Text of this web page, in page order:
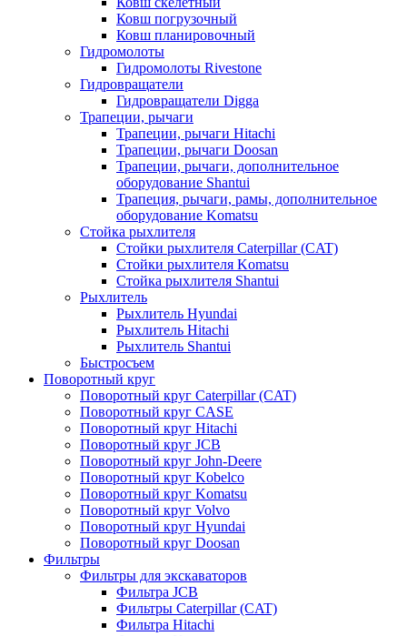
Ковш погрузочный
Ковш планировочный
Гидромолоты
Гидромолоты Rivestone
Гидровращатели
Гидровращатели Digga
Трапеции, рычаги
Трапеции, рычаги Hitachi
Трапеции, рычаги Doosan
Трапеции, рычаги, дополнительное
оборудование Shantui
Трапеция, рычаги, рамы, дополнительное
оборудование Komatsu
Стойка рыхлителя
Стойки рыхлителя Caterpillar (CAT)
Стойки рыхлителя Komatsu
Стойка рыхлителя Shantui
Рыхлитель
Рыхлитель Hyundai
Рыхлитель Hitachi
Рыхлитель Shantui
Быстросъем
Поворотный круг
Поворотный круг Caterpillar (CAT)
Поворотный круг CASE
Поворотный круг Hitachi
Поворотный круг JCB
Поворотный круг John-Deere
Поворотный круг Kobelco
Поворотный круг Komatsu
Поворотный круг Volvo
Поворотный круг Hyundai
Поворотный круг Doosan
Фильтры
Фильтры для экскаваторов
Фильтра JCB
Фильтры Caterpillar (CAT)
Фильтра Hitachi